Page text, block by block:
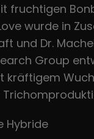
fruchtigen
wurde in
und Dr.
Group
kräftigem
Hybride